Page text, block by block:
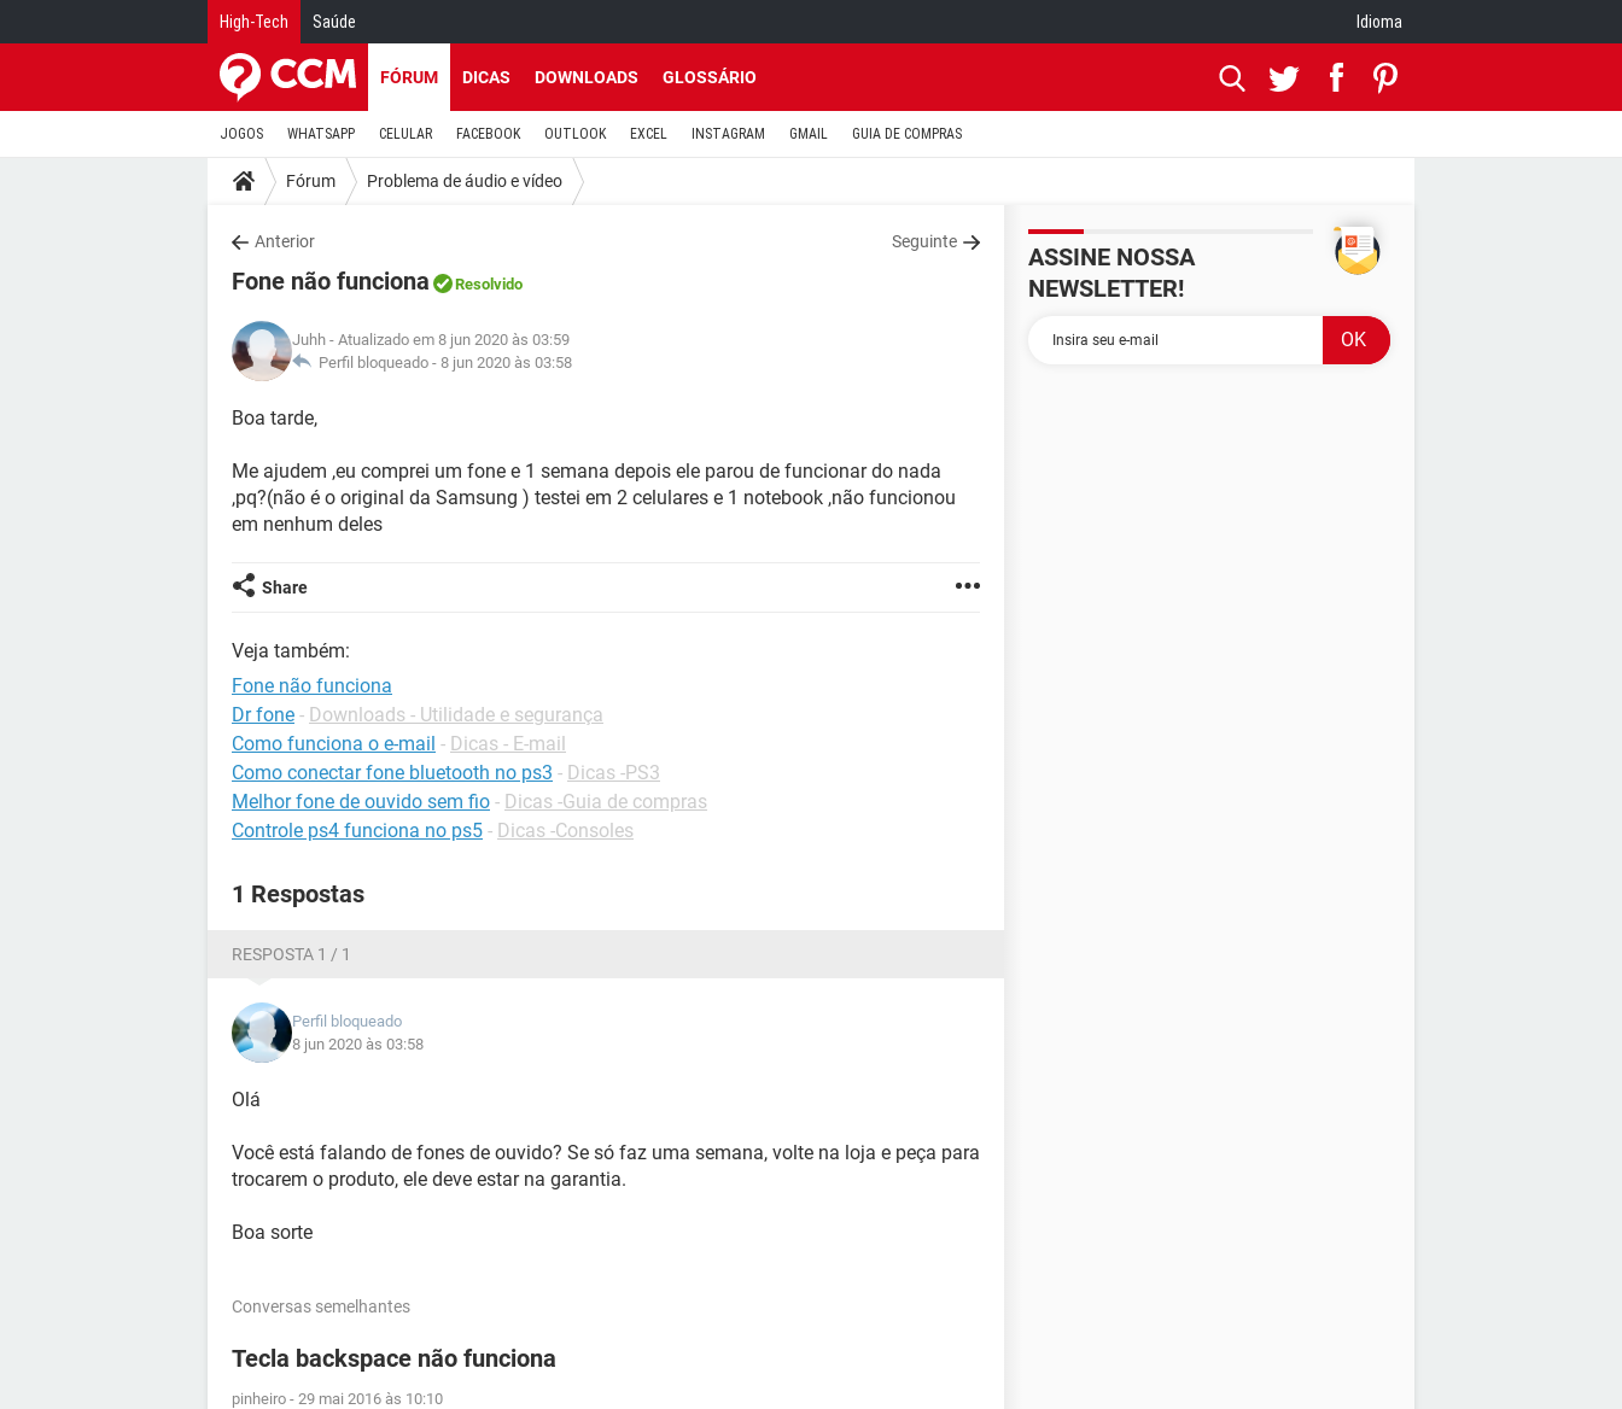
High-Tech Saúde Idioma
FÓRUM DICAS DOWNLOADS GLOSSÁRIO
JOGOS WHATSAPP CELULAR FACEBOOK OUTLOOK EXCEL INSTAGRAM GMAIL GUIA DE COMPRAS
Fórum Problema de áudio e vídeo
Anterior Seguinte
Fone não funciona Resolvido
Juhh - Atualizado em 8 jun 2020 às 03:59
Perfil bloqueado - 8 jun 2020 às 03:58
Boa tarde,
Me ajudem ,eu comprei um fone e 1 semana depois ele parou de funcionar do nada
,pq?(não é o original da Samsung ) testei em 2 celulares e 1 notebook ,não funcionou
em nenhum deles
Share
Veja também:
Fone não funciona
Dr fone - Downloads - Utilidade e segurança
Como funciona o e-mail - Dicas - E-mail
Como conectar fone bluetooth no ps3 - Dicas -PS3
Melhor fone de ouvido sem fio - Dicas -Guia de compras
Controle ps4 funciona no ps5 - Dicas -Consoles
1 Respostas
RESPOSTA 1 / 1
Perfil bloqueado
8 jun 2020 às 03:58
Olá
Você está falando de fones de ouvido? Se só faz uma semana, volte na loja e peça para
trocarem o produto, ele deve estar na garantia.
Boa sorte
Conversas semelhantes
Tecla backspace não funciona
pinheiro - 29 mai 2016 às 10:10
ASSINE NOSSA
NEWSLETTER!